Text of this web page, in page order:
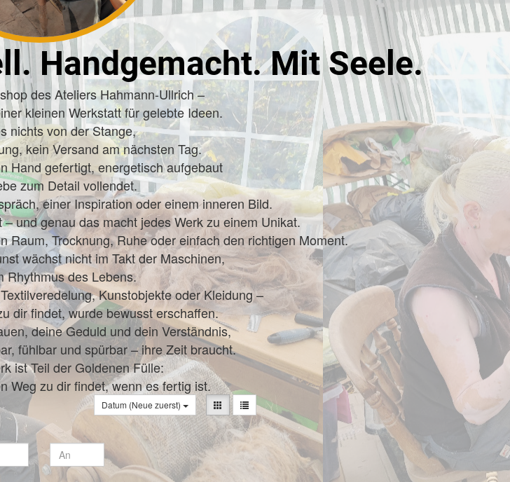
Handgemacht. Mit Seele.
des Ateliers Hahmann-Ullrich –
kleinen Werkstatt für gelebte Ideen.
nichts von der Stange,
kein Versand am nächsten Tag.
Hand gefertigt, energetisch aufgebaut
zum Detail vollendet.
einer Inspiration oder einem inneren Bild.
und genau das macht jedes Werk zu einem Unikat.
Raum, Trocknung, Ruhe oder einfach den richtigen Moment.
wächst nicht im Takt der Maschinen,
Rhythmus des Lebens.
Kunstobjekte oder Kleidung –
dir findet, wurde bewusst erschaffen.
deine Geduld und dein Verständnis,
fühlbar und spürbar – ihre Zeit braucht.
ist Teil der Goldenen Fülle:
Weg zu dir findet, wenn es fertig ist.
Datum (Neue zuerst)